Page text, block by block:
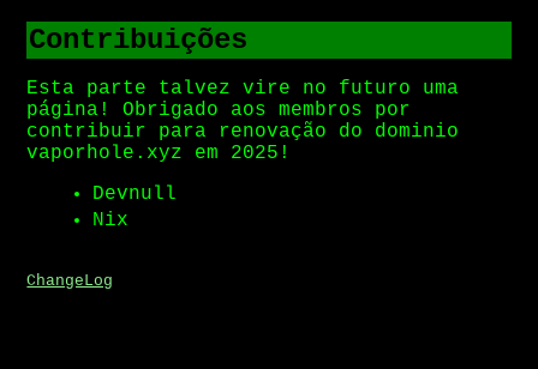
Contribuições
Esta parte talvez vire no futuro uma
página! Obrigado aos membros por
contribuir para renovação do dominio
vaporhole.xyz em 2025!
Devnull
Nix
ChangeLog